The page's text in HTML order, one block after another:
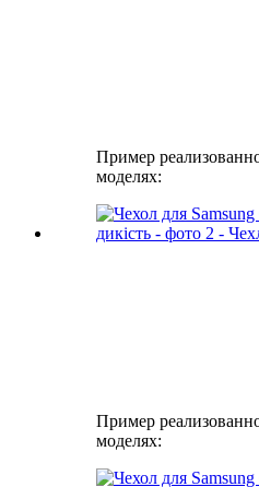
Пример
моделях:
Пример
моделях: